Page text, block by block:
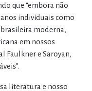
que “embora não
individuais como
moderna,
em nossos
Faulkner e Saroyan,
literatura e nosso